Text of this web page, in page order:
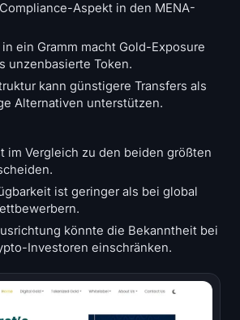
Aspekt in den MENA-
ein Gramm macht Gold-Exposure
unzenbasierte Token.
kann günstigere Transfers als
Alternativen unterstützen.
im Vergleich zu den beiden größten
ist geringer als bei global
könnte die Bekanntheit bei
Investoren einschränken.